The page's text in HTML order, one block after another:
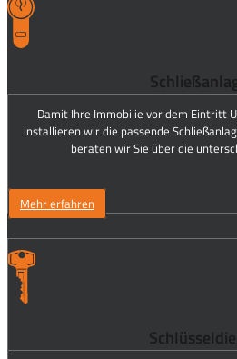
Damit Ihre Immobilie vor dem Eintritt
installieren wir die passende
beraten wir Sie über die
Mehr erfahren